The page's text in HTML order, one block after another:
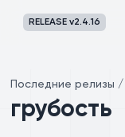
RELEASE v2.4.16
Последние релизы
грубость